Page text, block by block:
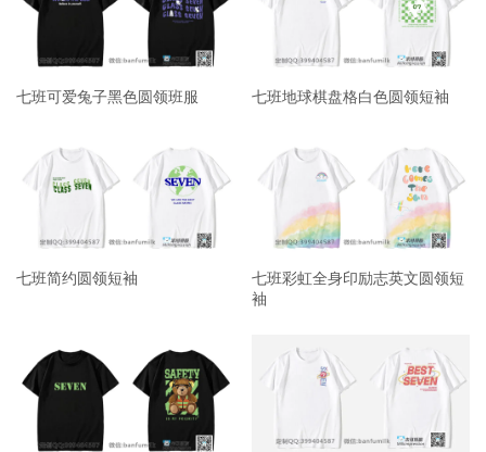
七班可爱兔子黑色圆领班服 七班地球棋盘格白色圆领短袖
七班简约圆领短袖
七班彩虹全身印励志英文圆领短
袖